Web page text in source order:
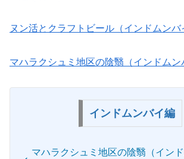
ヌン活とクラフトビール（インドムンバ
マハラクシュミ地区の陰翳（インドムン
インドムンバイ編
マハラクシュミ地区の陰翳（イン